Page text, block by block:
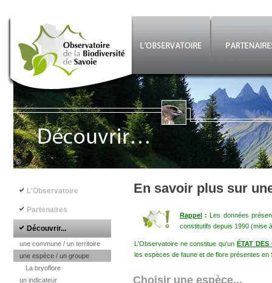
Aller au contenu principal
©
En savoir plus sur
Rappel:Les données
constitutifs depuis 1990 (mise
L'Observatoire ne constitue qu'unÉTAT DES
les espèces de faune et de flore présentes en
Choisir une espèce...
Navigation principale
L'Observatoire
Partenaires
Découvrir...
une commune / un territoire
une espèce / un groupe
La bryoflore
un indicateur